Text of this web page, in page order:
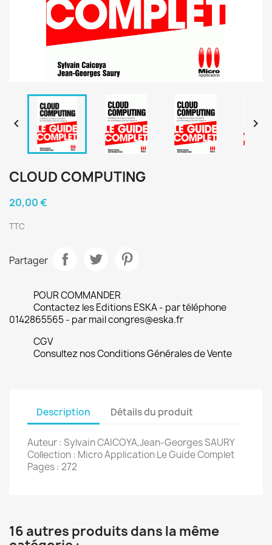
 
CLOUD COMPUTING
20,00 €
TTC
Partager
POUR COMMANDER
Contactez les Editions ESKA - par téléphone
0142865565 - par mail congres@eska.fr
CGV
Consultez nos Conditions Générales de Vente
Description Détails du produit
Auteur : Sylvain CAICOYA,Jean-Georges SAURY
Collection : Micro Application Le Guide Complet
Pages : 272
16 autres produits dans la même